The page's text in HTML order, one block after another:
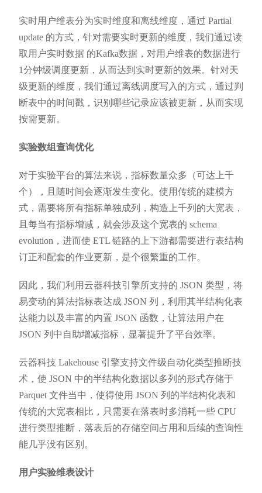
实时用户维表分为实时维度和离线维度，通过 Partial
update 的方式，针对需要实时更新的维度，我们通过读
取用户实时数据 的Kafka数据，对用户维表的数据进行
1分钟级调度更新，从而达到实时更新的效果。针对天
级更新的维度，我们通过离线调度写入的方式，通过判
断表中的时间戳，识别哪些记录应该被更新，从而实现
按需更新。
实验数组查询优化
对于实验平台的算法来说，指标数量众多（可达上千
个），且随时间会逐渐发生变化。使用传统的建模方
式，需要将所有指标单独成列，构造上千列的大宽表，
且每当有指标增减，就会涉及这个宽表的 schema
evolution，进而使 ETL 链路的上下游都需要进行表结构
订正和配套的作业更新，是个很繁重的工作。
因此，我们利用云器科技引擎所支持的 JSON 类型，将
易变动的算法指标表达成 JSON 列，利用其半结构化表
达能力以及丰富的内置 JSON 函数，让算法用户在
JSON 列中自助增减指标，显著提升了平台效率。
云器科技 Lakehouse 引擎支持文件级自动化类型推断技
术，使 JSON 中的半结构化数据以多列的形式存储于
Parquet 文件当中，使得使用 JSON 列的半结构化表和
传统的大宽表相比，只需要在落表时多消耗一些 CPU
进行类型推断，落表后的存储空间占用和后续的查询性
能几乎没有区别。
用户实验维表设计